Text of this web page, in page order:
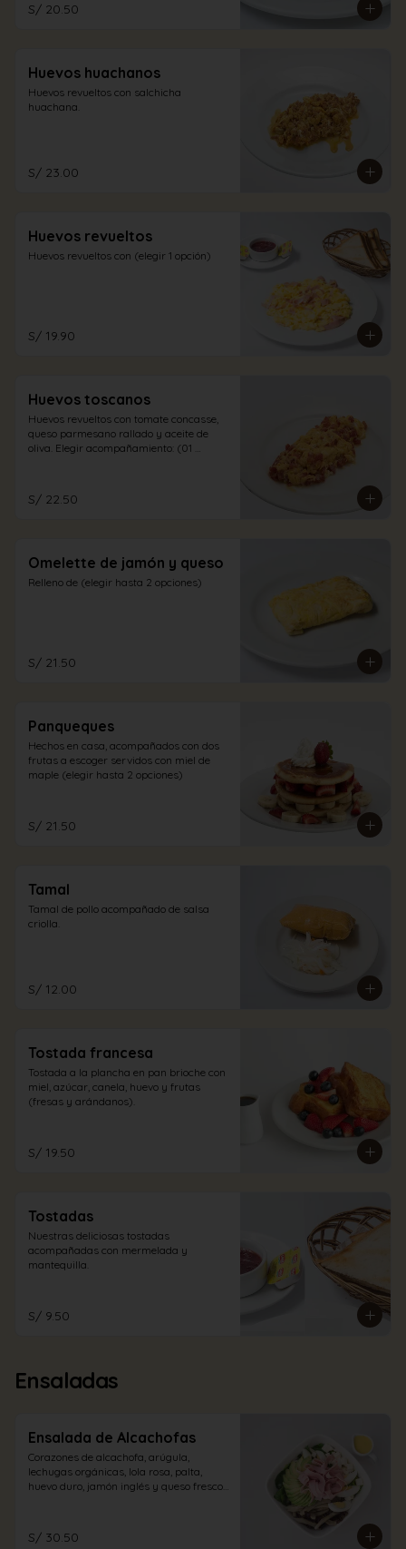
S/ 20.50
Huevos huachanos
Huevos revueltos con salchicha
huachana.
S/ 23.00
Huevos revueltos
Huevos revueltos con (elegir 1 opción)
S/ 19.90
Huevos toscanos
Huevos revueltos con tomate concasse,
queso parmesano rallado y aceite de
oliva. Elegir acompañamiento: (01
S/ 22.50
Omelette de jamón y queso
Relleno de (elegir hasta 2 opciones)
S/ 21.50
Panqueques
Hechos en casa, acompañados con dos
frutas a escoger servidos con miel de
maple (elegir hasta 2 opciones)
S/ 21.50
Tamal
Tamal de pollo acompañado de salsa
criolla.
S/ 12.00
Tostada francesa
Tostada a la plancha en pan brioche con
miel, azúcar, canela, huevo y frutas
(fresas y arándanos).
S/ 19.50
Tostadas
Nuestras deliciosas tostadas
acompañadas con mermelada y
mantequilla.
S/ 9.50
Ensaladas
Ensalada de Alcachofas
Corazones de alcachofa, arúgula,
lechugas orgánicas, lola rosa, palta,
huevo duro, jamón inglés y queso fresco
S/ 30.50